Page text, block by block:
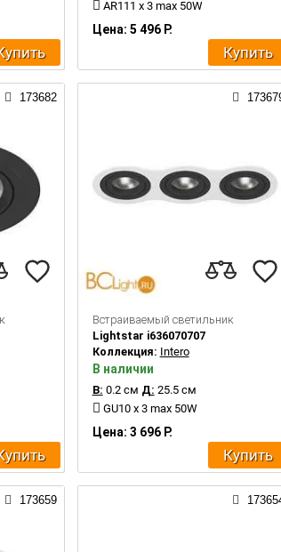
AR111 x 3 max 50W
Цена: 5 496 Р.
Купить
173682
Встраиваемый светильник
Lightstar i636070707
Коллекция: Intero
В наличии
В: 0.2 см Д: 25.5 см
GU10 x 3 max 50W
Цена: 3 696 Р.
Купить
173659